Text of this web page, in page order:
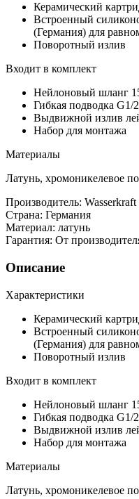
Керамический
Встроенный
(Германия) для
Поворотный излив
Входит в комплект
Нейлоновый шланг
Гибкая подводка G1/
Выдвижной излив
Набор для монтажа
Материалы
Латунь, хромоникелевое
Производитель: Wasserkraft
Страна: Германия
Материал: латунь
Гарантия: От
Описание
Характеристики
Керамический
Встроенный
(Германия) для
Поворотный излив
Входит в комплект
Нейлоновый шланг
Гибкая подводка G1/
Выдвижной излив
Набор для монтажа
Материалы
Латунь, хромоникелевое